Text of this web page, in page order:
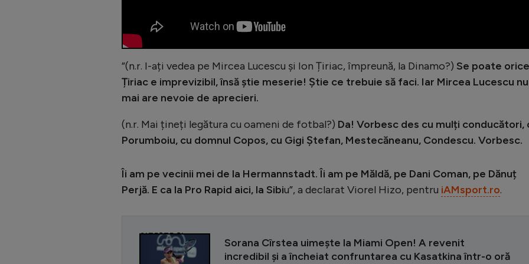
”(n.r. I-ați vedea pe Mircea Lucescu și Ion Țiriac, împreună, la Dinamo?) Se poate
Țiriac e imprevizibil, însă știe meserie! Știe ce trebuie să faci. Iar Mircea Lucescu nu
mai are nevoie de aprecieri.
(n.r. Mai țineți legătura cu oameni de fotbal?) Da! Vorbesc des cu mulți conducători,
Porumboiu, cu domnul Copos, cu Gigi Ștefan, Mestecăneanu, Condescu. Vorbesc.
Îi am pe vecinii mei de la Hermannstadt. Îi am pe Măldă, pe Dani Coman, pe Dănuț
Perjă. E ca la Pro Rapid aici, la Sibiu”, a declarat Viorel Hizo, pentru iAMsport.ro.
CITEȘTE ȘI
Sorana Cîrstea uimește la Miami Open! A revenit
incredibil și a încheiat confruntarea cu Kasatkina într-o oră